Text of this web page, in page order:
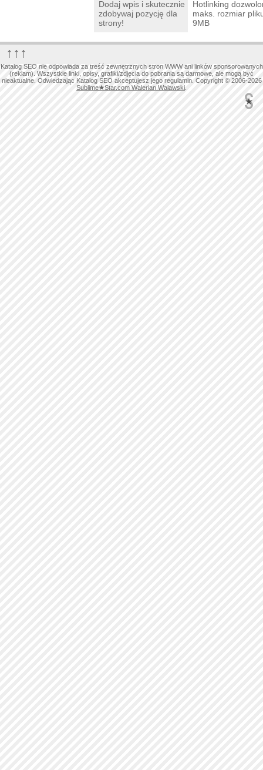
Dodaj wpis i skutecznie
zdobywaj pozycję dla
strony!
Hotlinking
maks. rozmiar
9MB
↑↑↑
Katalog SEO nie odpowiada za treść zewnętrznych stron WWW ani linków sponsorowanych
(reklam). Wszystkie linki, opisy, grafiki/zdjęcia do pobrania są darmowe, ale mogą być
nieaktualne. Odwiedzając Katalog SEO akceptujesz jego regulamin. Copyright © 2006-2026
Sublime★Star.com Walerian Walawski